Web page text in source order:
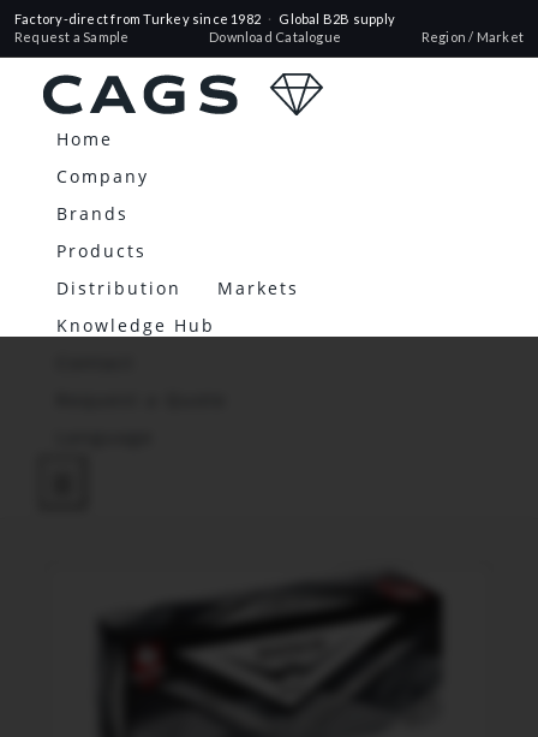
Factory-direct from Turkey since 1982 ·
Global B2B supply
Request a Sample
Download Catalogue Region / Market
Home
Company
Brands
Products
Distribution
Markets
Knowledge Hub